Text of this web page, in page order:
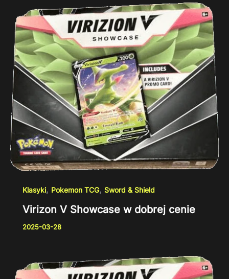
Klasyki, Pokemon TCG, Sword & Shield
Virizon V Showcase w dobrej cenie
2025-03-28